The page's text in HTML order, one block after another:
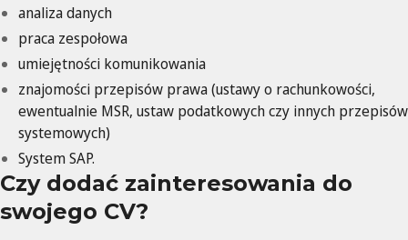
analiza danych
praca zespołowa
umiejętności komunikowania
znajomości przepisów prawa (ustawy o rachunkowości,
ewentualnie MSR, ustaw podatkowych czy innych przepisów
systemowych)
System SAP.
Czy dodać zainteresowania do
swojego CV?